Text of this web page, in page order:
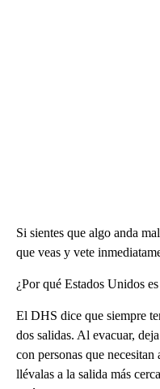
Si sientes que algo anda
que veas y vete
¿Por qué Estados Unidos
El DHS dice que siempre
dos salidas. Al evacuar,
con personas que necesitan
llévalas a la salida más